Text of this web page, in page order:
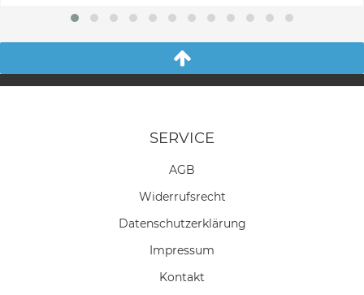
SERVICE
AGB
Widerrufs­recht
Daten­schutz­erklärung
Impressum
Kontakt